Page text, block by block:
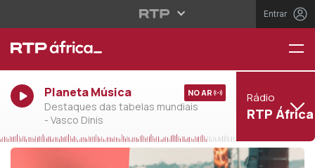
Entrar
Planeta Música
Destaques das tabelas mundiais
- Vasco Dinis
NO AR Rádio
RTP África